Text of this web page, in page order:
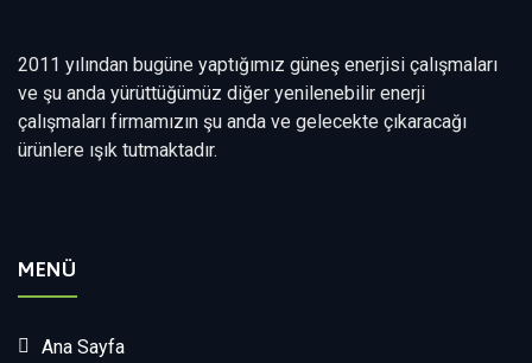
2011 yılından bugüne yaptığımız güneş enerjisi çalışmaları
ve şu anda yürüttüğümüz diğer yenilenebilir enerji
çalışmaları firmamızın şu anda ve gelecekte çıkaracağı
ürünlere ışık tutmaktadır.
MENÜ
Ana Sayfa